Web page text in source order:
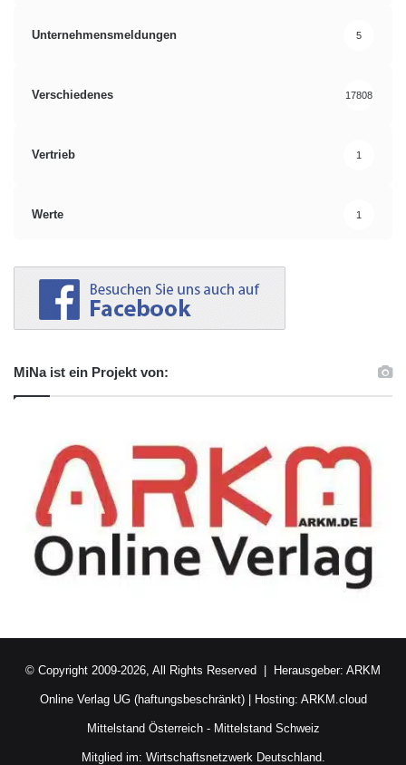
Unternehmensmeldungen 5
Verschiedenes 17808
Vertrieb 1
Werte 1
MiNa ist ein Projekt von:
© Copyright 2009-2026, All Rights Reserved | Herausgeber: ARKM
Online Verlag UG (haftungsbeschränkt)| Hosting: ARKM.cloud
Mittelstand Österreich- Mittelstand Schweiz
Mitglied im: Wirtschaftsnetzwerk Deutschland.